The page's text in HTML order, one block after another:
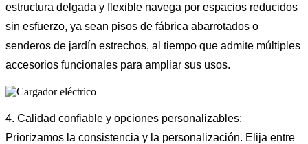
estructura delgada y flexible navega por espacios reducidos
sin esfuerzo, ya sean pisos de fábrica abarrotados o
senderos de jardín estrechos, al tiempo que admite múltiples
accesorios funcionales para ampliar sus usos.
4. Calidad confiable y opciones personalizables:
Priorizamos la consistencia y la personalización. Elija entre